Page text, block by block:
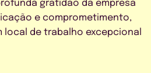
e comprometimento,
local de trabalho excepcional